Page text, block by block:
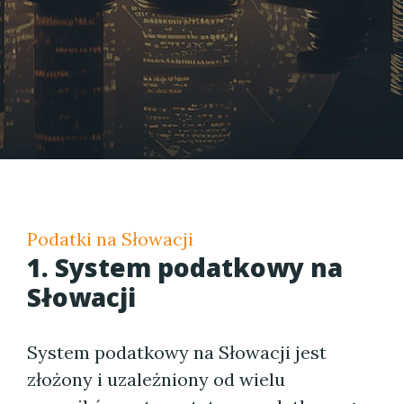
Podatki na Słowacji
1. System podatkowy na
Słowacji
System podatkowy na Słowacji jest
złożony i uzależniony od wielu